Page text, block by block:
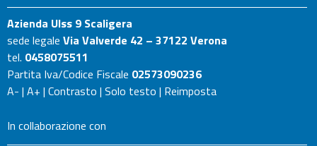
Azienda Ulss 9 Scaligera
sede legale Via Valverde 42 – 37122 Verona
tel. 0458075511
Partita Iva/Codice Fiscale 02573090236
A- | A+ | Contrasto | Solo testo | Reimposta
In collaborazione con